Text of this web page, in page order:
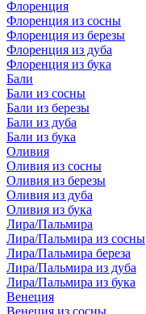
Флоренция
Флоренция из сосны
Флоренция из березы
Флоренция из дуба
Флоренция из бука
Бали
Бали из сосны
Бали из березы
Бали из дуба
Бали из бука
Оливия
Оливия из сосны
Оливия из березы
Оливия из дуба
Оливия из бука
Лира/Пальмира
Лира/Пальмира из сосны
Лира/Пальмира береза
Лира/Пальмира из дуба
Лира/Пальмира из бука
Венеция
Венеция из сосны